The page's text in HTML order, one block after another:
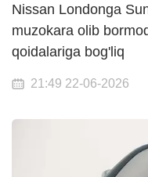
Nissan Londonga
muzokara olib
qoidalariga bog'liq
21:49 22-06-2026